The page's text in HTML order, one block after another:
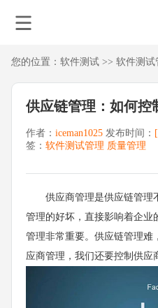
您的位置： 软件测试 >> 软件测试
供应链管理：如何控
作者： iceman1025 发布时间：
签： 软件测试管理 质量管理
供应商管理是供应链管理
管理的好坏，直接影响着企业
管理非常重要。供应链管理难
应商管理，我们还要控制供应